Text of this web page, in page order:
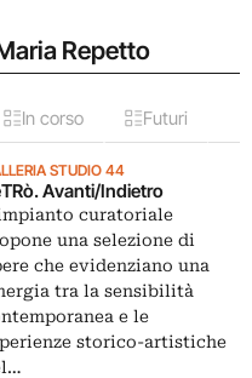
Repetto
In corso Futuri
STUDIO 44
Avanti/Indietro
curatoriale
una selezione di
che evidenziano una
tra la sensibilità
e le
storico-artistiche